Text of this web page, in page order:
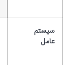
سیستم
عامل